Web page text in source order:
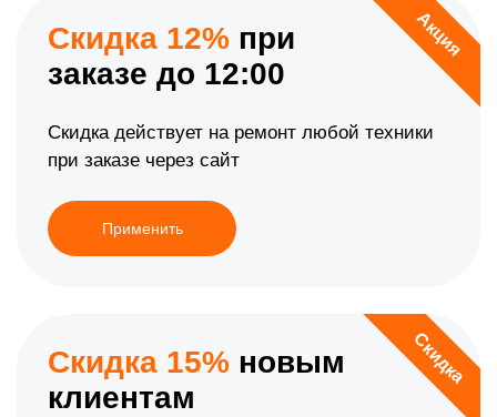
Акция
Скидка 12% при
заказе до 12:00
Скидка действует на ремонт любой техники
при заказе через сайт
Применить
Скидка
Скидка 15% новым
клиентам